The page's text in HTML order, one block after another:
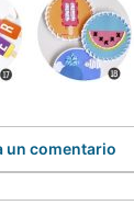
un comentario